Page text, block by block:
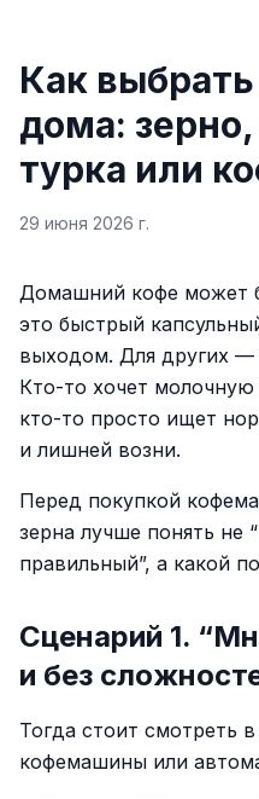
Как
дома:
турка или
29 июня 2026 г.
Домашний кофе может
это быстрый
выходом. Для других —
Кто-то хочет
кто-то просто ищет
и лишней возни.
Перед покупкой
зерна лучше понять не
правильный”, а какой
Сценарий 1.
и без
Тогда стоит смотреть
кофемашины или